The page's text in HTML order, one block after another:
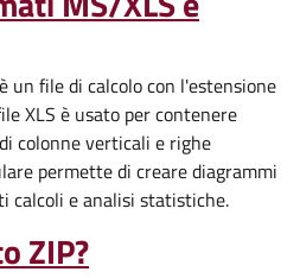
un file di calcolo con l'estensione
XLS è usato per contenere
colonne verticali e righe
permette di creare diagrammi
calcoli e analisi statistiche.
ZIP?